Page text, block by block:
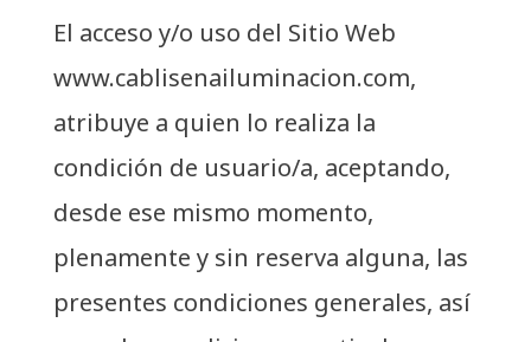
El acceso y/o uso del Sitio Web
www.cablisenailuminacion.com,
atribuye a quien lo realiza la
condición de usuario/a, aceptando,
desde ese mismo momento,
plenamente y sin reserva alguna, las
presentes condiciones generales, así